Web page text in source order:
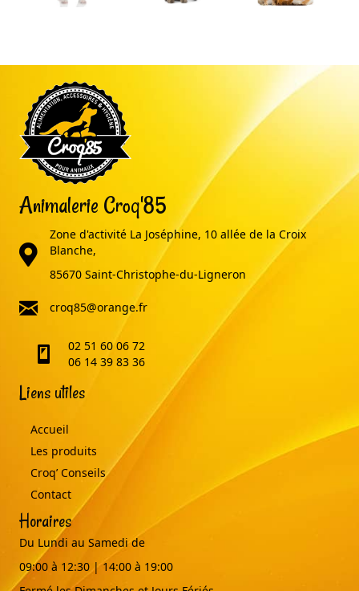
Animalerie Croq'85
adresse
Zone d'activité La Joséphine, 10 allée de la Croix
Blanche,
85670 Saint-Christophe-du-Ligneron
email
croq85@orange.fr
telephone02 51 60 06 72
06 14 39 83 36
Liens utiles
Accueil
Les produits
Croq’ Conseils
Contact
Horaires
Du Lundi au Samedi de
09:00 à 12:30 | 14:00 à 19:00